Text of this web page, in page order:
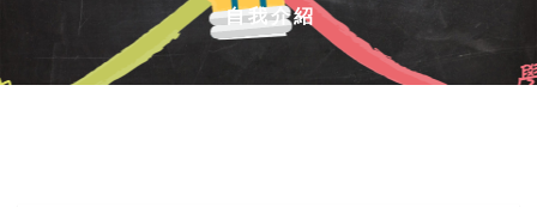
自我介紹